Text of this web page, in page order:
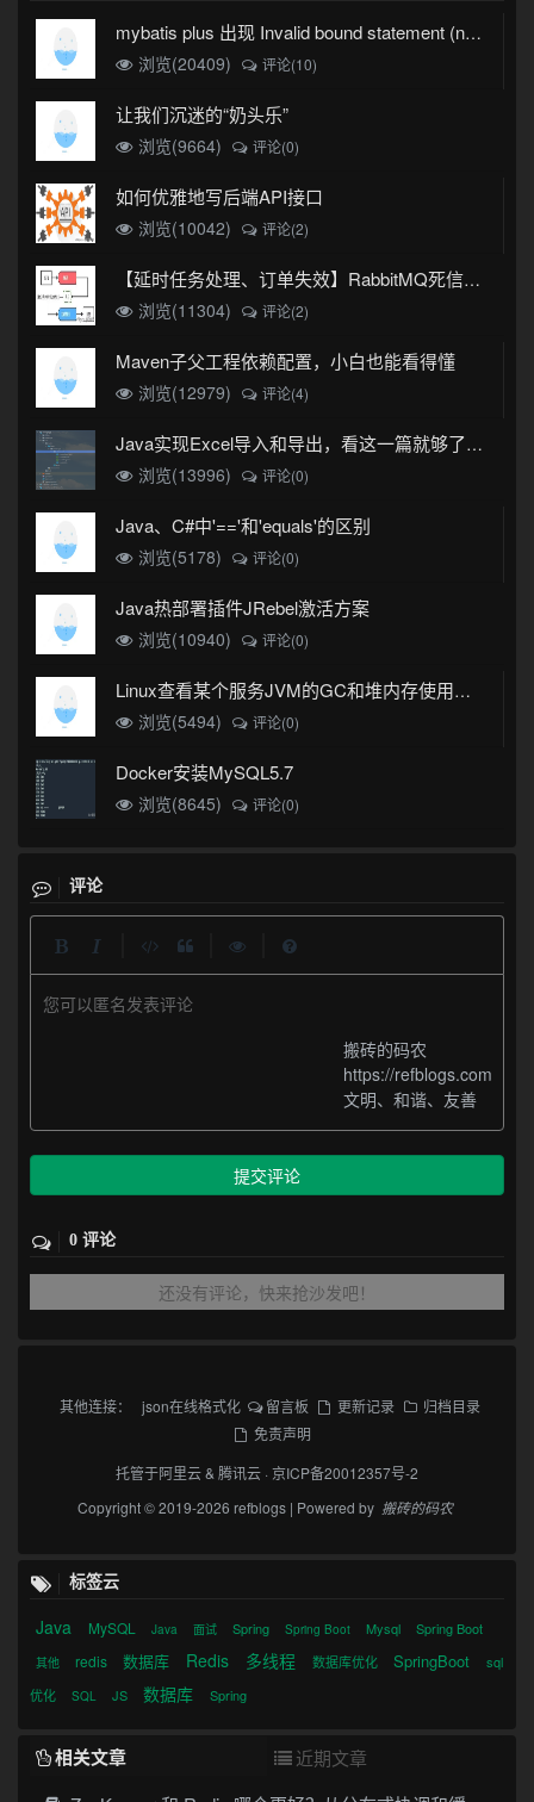
mybatis plus 出现 Invalid bound statement (not found)
浏览(20409)
评论(10)
让我们沉迷的“奶头乐”
浏览(9664) 评论(0)
如何优雅地写后端API接口
浏览(10042) 评论(2)
【延时任务处理、订单失效】RabbitMQ死信队列实现
浏览(11304)
评论(2)
Maven子父工程依赖配置，小白也能看得懂
浏览(12979) 评论(4)
Java实现Excel导入和导出，看这一篇就够了(珍藏版)
浏览(13996)
评论(0)
Java、C#中'=='和'equals'的区别
浏览(5178) 评论(0)
Java热部署插件JRebel激活方案
浏览(10940) 评论(0)
Linux查看某个服务JVM的GC和堆内存使用情况
浏览(5494)
评论(0)
Docker安装MySQL5.7
浏览(8645) 评论(0)
评论
您可以匿名发表评论
搬砖的码农
https://refblogs.com
文明、和谐、友善
提交评论
0 评论
还没有评论，快来抢沙发吧！
其他连接： json在线格式化 留言板 更新记录
归档目录
免责声明
托管于阿里云& 腾讯云 ·京ICP备20012357号-2
Copyright © 2019-2026 refblogs | Powered by 搬砖的码农
标签云
Java MySQL Java 面试 Spring Spring Boot Mysql Spring Boot
其他 redis 数据库 Redis 多线程 数据库优化 SpringBoot
sql
优化
SQL JS 数据库 Spring
相关文章
近期文章